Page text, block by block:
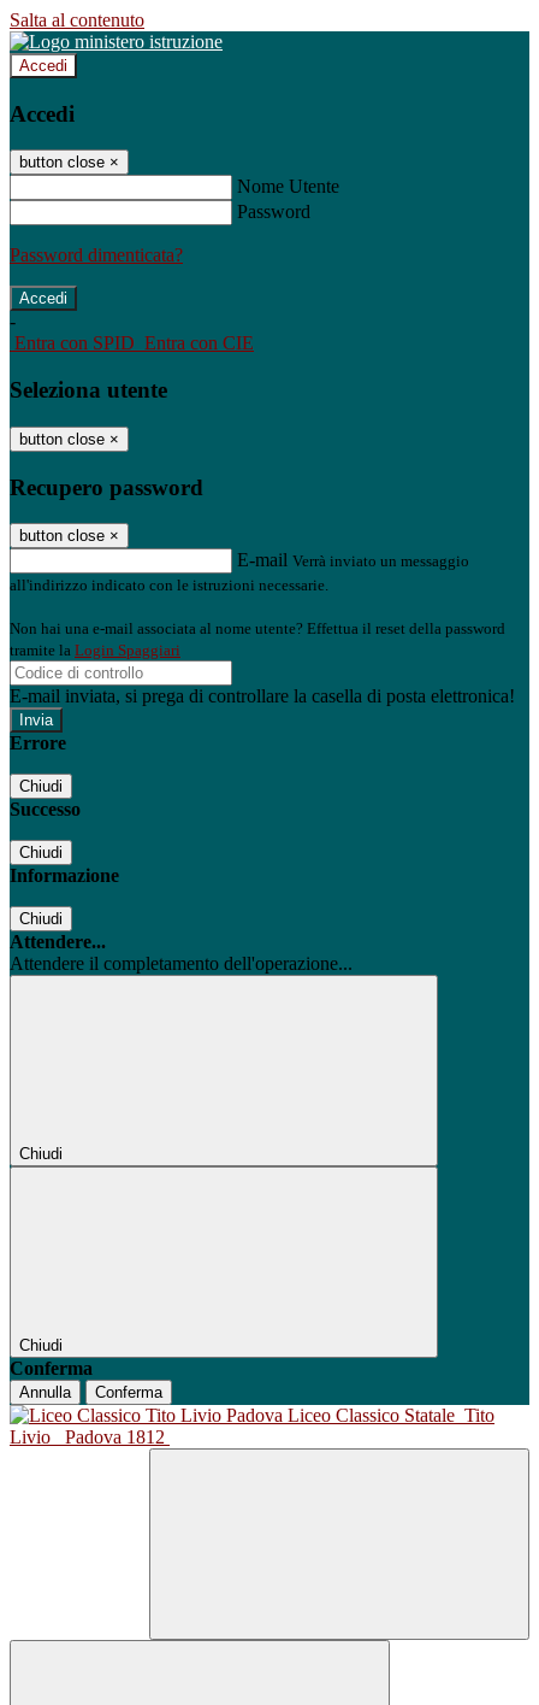
Salta al contenuto
Accedi
Accedi
button close ×
Nome Utente
Password
Password dimenticata?
-
Entra con SPID Entra con CIE
Seleziona utente
button close ×
Recupero password
button close ×
E-mail Verrà inviato un messaggio
all'indirizzo indicato con le istruzioni necessarie.
Non hai una e-mail associata al nome utente? Effettua il reset della password
tramite la Login Spaggiari
E-mail inviata, si prega di controllare la casella di posta elettronica!
Errore
Chiudi
Successo
Chiudi
Informazione
Chiudi
Attendere...
Attendere il completamento dell'operazione...
Chiudi
Chiudi
Conferma
Annulla Conferma
Liceo Classico Statale Tito
Livio
Padova 1812